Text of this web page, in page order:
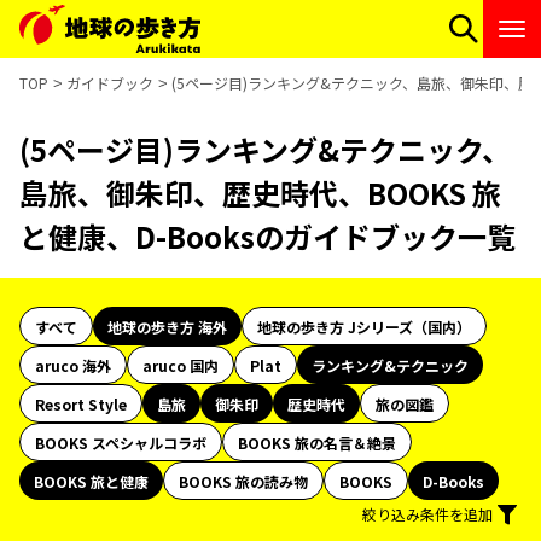
TOP ガイドブック (5ページ目)ランキング&テクニック、島旅、御朱印、
(5ページ目)ランキング&テクニック、
島旅、御朱印、歴史時代、BOOKS 旅
と健康、D-Booksのガイドブック一覧
すべて 地球の歩き方 海外
地球の歩き方 Jシリーズ（国内）
aruco 海外
aruco 国内 Plat
ランキング&テクニック
Resort Style
島旅 御朱印 歴史時代
旅の図鑑
BOOKS スペシャルコラボ
BOOKS 旅の名言＆絶景
BOOKS 旅と健康
BOOKS 旅の読み物 BOOKS
D-Books
絞り込み条件を追加